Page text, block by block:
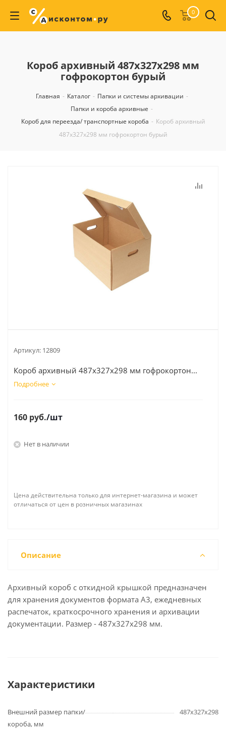
0
Короб архивный 487х327х298 мм
гофрокортон бурый
Главная - Каталог - Папки и системы архивации -
Папки и короба архивные -
Короб для переезда/ транспортные короба - Короб архивный
487х327х298 мм гофрокортон бурый
Артикул: 12809
Короб архивный 487х327х298 мм гофрокортон...
Подробнее
160 руб./шт
Нет в наличии
Цена действительна только для интернет-магазина и может
отличаться от цен в розничных магазинах
Описание
Архивный короб с откидной крышкой предназначен
для хранения документов формата А3, ежедневных
распечаток, краткосрочного хранения и архивации
документации. Размер - 487х327х298 мм.
Характеристики
Внешний размер папки/
короба, мм
487х327х298